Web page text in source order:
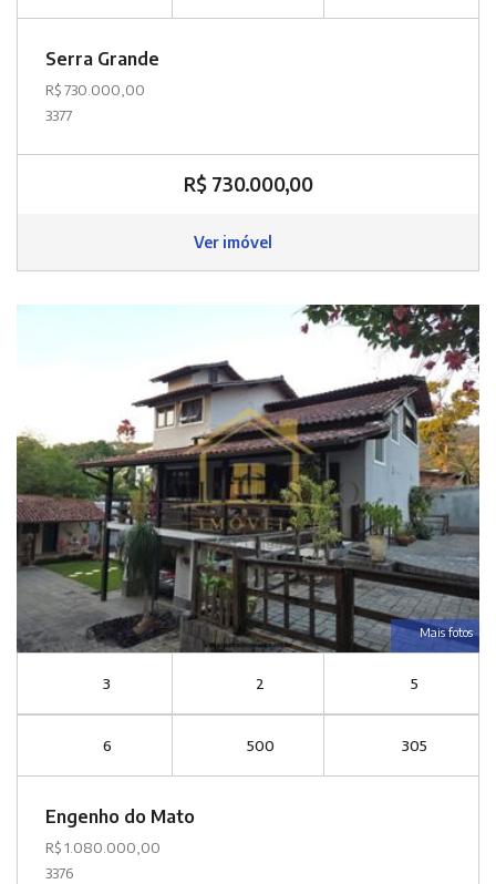
Serra Grande
R$ 730.000,00
3377
R$ 730.000,00
Ver imóvel
Mais fotos
3 2 5
6 500 305
Engenho do Mato
R$ 1.080.000,00
3376